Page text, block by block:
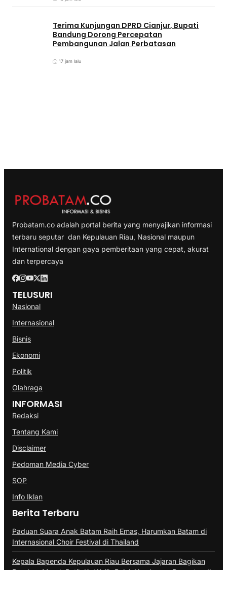
Terima Kunjungan DPRD Cianjur, Bupati
Bandung Dorong Percepatan
Pembangunan Jalan Perbatasan
17 jam lalu
Probatam.co adalah portal berita yang menyajikan informasi
terbaru seputar dan Kepulauan Riau, Nasional maupun
International dengan gaya pemberitaan yang cepat, akurat
dan terpercaya
TELUSURI
Nasional
Internasional
Bisnis
Ekonomi
Politik
Olahraga
INFORMASI
Redaksi
Tentang Kami
Disclaimer
Pedoman Media Cyber
SOP
Info Iklan
Berita Terbaru
Paduan Suara Anak Batam Raih Emas, Harumkan Batam di
Internasional Choir Festival di Thailand
Kepala Bapenda Kepulauan Riau Bersama Jajaran Bagikan
Bendera Merah Putih Ke Wajib Pajak Kendaraan Bermotor di